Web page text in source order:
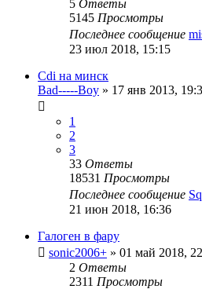
5 Ответы
5145 Просмотры
Последнее сообщение
23 июл 2018, 15:15
Cdi на минск
Bad-----Boy » 17 янв 2013,
1
2
3
33 Ответы
18531 Просмотры
Последнее сообщение
21 июн 2018, 16:36
Галоген в фару
sonic2006+ » 01 май 2018,
2 Ответы
2311 Просмотры